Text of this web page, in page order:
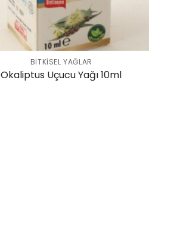
BITKISEL YAĞLAR
Okaliptus Uçucu Yağı 10ml